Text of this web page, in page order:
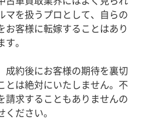
マを扱うプロとして、自らの
お客様に転嫁することはあり
。
成約後にお客様の期待を裏切
とは絶対にいたしません。不
請求することもありませんの
ださい。